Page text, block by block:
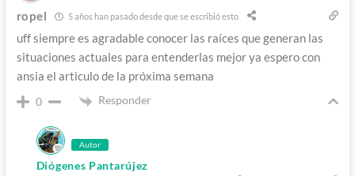
ropel 5 años han pasado desde que se escribió esto
uff siempre es agradable conocer las raíces que generan las
situaciones actuales para entenderlas mejor ya espero con
ansia el articulo de la próxima semana
0 Responder
Autor
Diógenes Pantarújez